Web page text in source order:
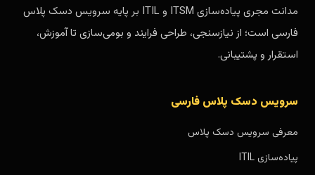
مدانت مجری پیاده‌سازی ITSM و ITIL بر پایه سرویس دسک پلاس
فارسی است؛ از نیازسنجی، طراحی فرایند و بومی‌سازی تا آموزش،
استقرار و پشتیبانی.
سرویس دسک پلاس فارسی
معرفی سرویس دسک پلاس
پیاده‌سازی ITIL